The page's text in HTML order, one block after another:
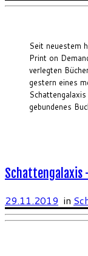
Seit neuestem
Print on
verlegten
gestern eines
gebundenes
Schattengalaxis
29.11.2019 in